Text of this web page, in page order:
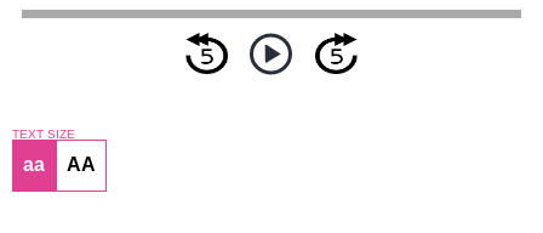
TEXT SIZE
aa AA